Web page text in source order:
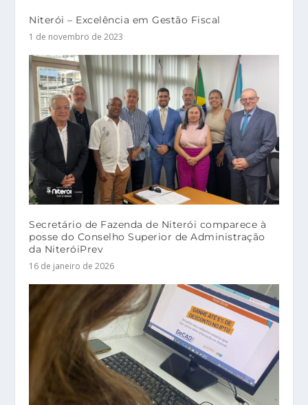
Niterói – Excelência em Gestão Fiscal
1 de novembro de 2023
Secretário de Fazenda de Niterói comparece à
posse do Conselho Superior de Administração
da NiteróiPrev
16 de janeiro de 2026